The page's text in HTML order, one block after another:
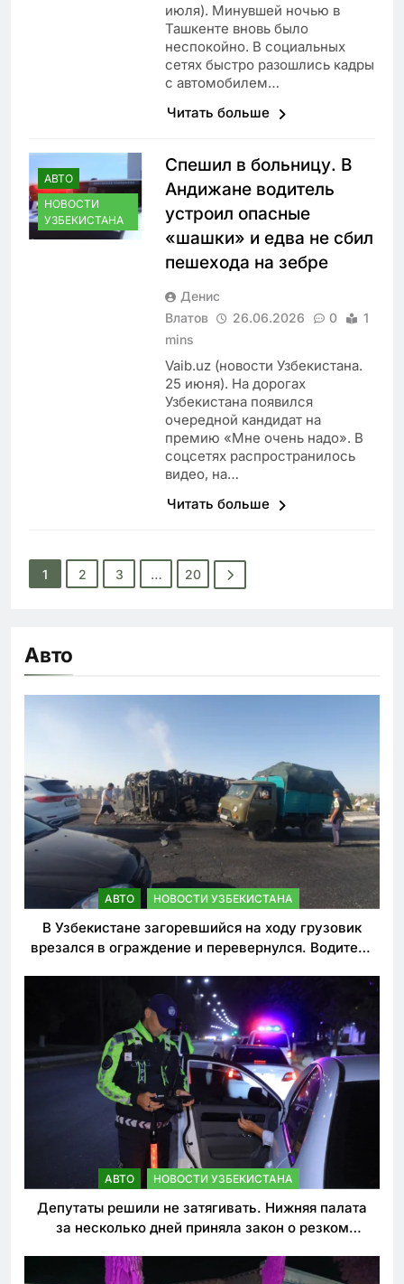
июля). Минувшей ночью в
Ташкенте вновь было
неспокойно. В социальных
сетях быстро разошлись кадры
с автомобилем…
Читать больше
АВТО
НОВОСТИ
УЗБЕКИСТАНА
Спешил в больницу. В
Андижане водитель
устроил опасные
«шашки» и едва не сбил
пешехода на зебре
Денис
Влатов
26.06.2026 0
1
mins
Vaib.uz (новости Узбекистана.
25 июня). На дорогах
Узбекистана появился
очередной кандидат на
премию «Мне очень надо». В
соцсетях распространилось
видео, на…
Читать больше
1 2 3 … 20
Авто
АВТО НОВОСТИ УЗБЕКИСТАНА
В Узбекистане загоревшийся на ходу грузовик
врезался в ограждение и перевернулся. Водитель
АВТО НОВОСТИ УЗБЕКИСТАНА
Депутаты решили не затягивать. Нижняя палата
за несколько дней приняла закон о резком